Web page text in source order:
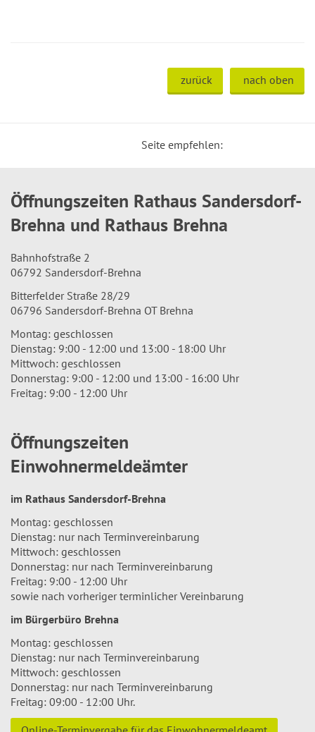
zurück nach oben
Seite empfehlen:
Öffnungszeiten Rathaus Sandersdorf-
Brehna und Rathaus Brehna
Bahnhofstraße 2
06792 Sandersdorf-Brehna
Bitterfelder Straße 28/29
06796 Sandersdorf-Brehna OT Brehna
Montag: geschlossen
Dienstag: 9:00 - 12:00 und 13:00 - 18:00 Uhr
Mittwoch: geschlossen
Donnerstag: 9:00 - 12:00 und 13:00 - 16:00 Uhr
Freitag: 9:00 - 12:00 Uhr
Öffnungszeiten
Einwohnermeldeämter
im Rathaus Sandersdorf-Brehna
Montag: geschlossen
Dienstag: nur nach Terminvereinbarung
Mittwoch: geschlossen
Donnerstag: nur nach Terminvereinbarung
Freitag: 9:00 - 12:00 Uhr
sowie nach vorheriger terminlicher Vereinbarung
im Bürgerbüro Brehna
Montag: geschlossen
Dienstag: nur nach Terminvereinbarung
Mittwoch: geschlossen
Donnerstag: nur nach Terminvereinbarung
Freitag: 09:00 - 12:00 Uhr.